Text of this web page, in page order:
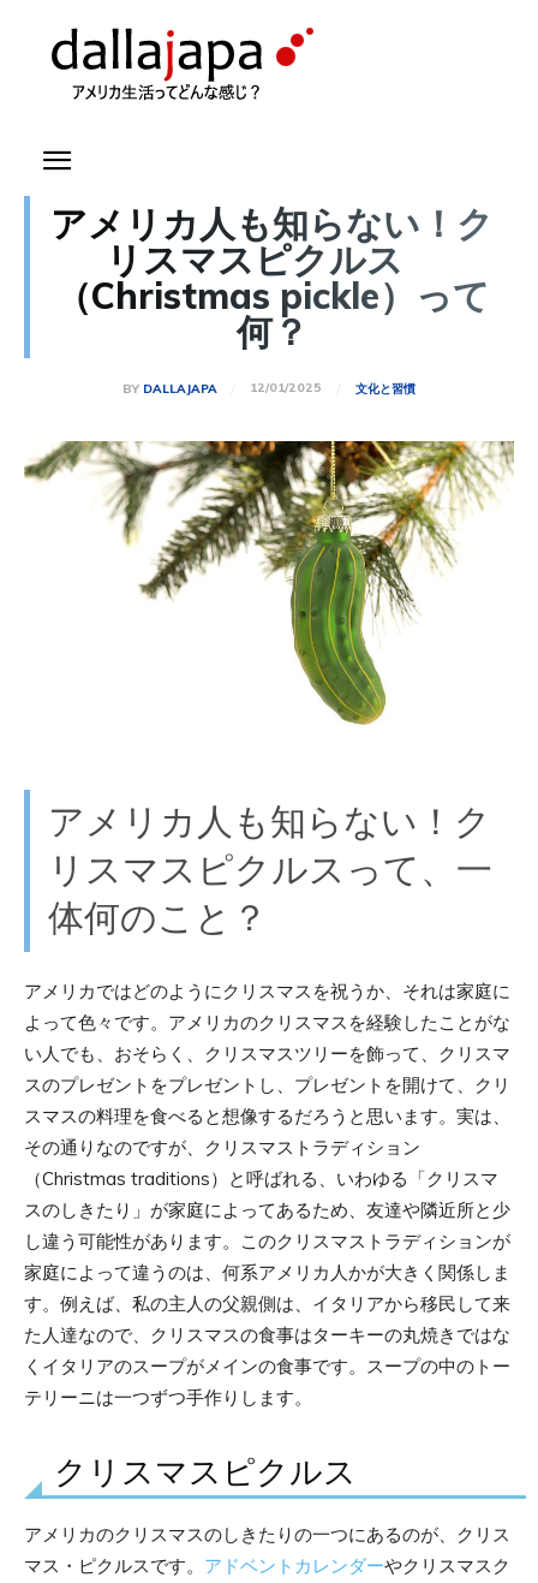
アメリカ人も知らない！ク
リスマスピクルス
（Christmas pickle）って
何？
BY DALLAJAPA 12/01/2025 文化と習慣
アメリカ人も知らない！ク
リスマスピクルスって、一
体何のこと？
アメリカではどのようにクリスマスを祝うか、それは家庭に
よって色々です。アメリカのクリスマスを経験したことがな
い人でも、おそらく、クリスマスツリーを飾って、クリスマ
スのプレゼントをプレゼントし、プレゼントを開けて、クリ
スマスの料理を食べると想像するだろうと思います。実は、
その通りなのですが、クリスマストラディション
（Christmas traditions）と呼ばれる、いわゆる「クリスマ
スのしきたり」が家庭によってあるため、友達や隣近所と少
し違う可能性があります。このクリスマストラディションが
家庭によって違うのは、何系アメリカ人かが大きく関係しま
す。例えば、私の主人の父親側は、イタリアから移民して来
た人達なので、クリスマスの食事はターキーの丸焼きではな
くイタリアのスープがメインの食事です。スープの中のトー
テリーニは一つずつ手作りします。
クリスマスピクルス
アメリカのクリスマスのしきたりの一つにあるのが、クリス
マス・ピクルスです。 アドベントカレンダーやクリスマスク